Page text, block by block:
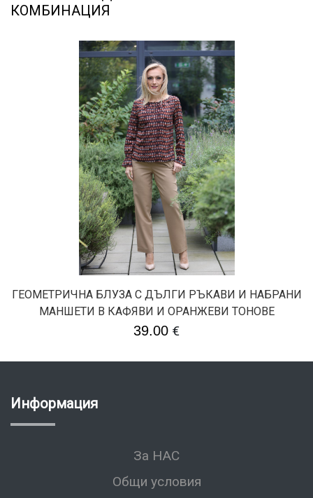
КОМБИНАЦИЯ
ГЕОМЕТРИЧНА БЛУЗА С ДЪЛГИ РЪКАВИ И НАБРАНИ
МАНШЕТИ В КАФЯВИ И ОРАНЖЕВИ ТОНОВЕ
39.00 €
Информация
За НАС
Общи условия